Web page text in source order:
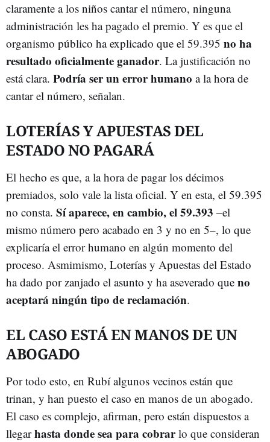
claramente a los niños cantar el número, ninguna
administración les ha pagado el premio. Y es que el
organismo público ha explicado que el 59.395 no ha
resultado oficialmente ganador. La justificación no
está clara. Podría ser un error humano a la hora de
cantar el número, señalan.
LOTERÍAS Y APUESTAS DEL
ESTADO NO PAGARÁ
El hecho es que, a la hora de pagar los décimos
premiados, solo vale la lista oficial. Y en esta, el 59.395
no consta. Sí aparece, en cambio, el 59.393 –el
mismo número pero acabado en 3 y no en 5–, lo que
explicaría el error humano en algún momento del
proceso. Asmimismo, Loterías y Apuestas del Estado
ha dado por zanjado el asunto y ha aseverado que no
aceptará ningún tipo de reclamación.
EL CASO ESTÁ EN MANOS DE UN
ABOGADO
Por todo esto, en Rubí algunos vecinos están que
trinan, y han puesto el caso en manos de un abogado.
El caso es complejo, afirman, pero están dispuestos a
llegarhasta donde sea para cobrarlo que consideran